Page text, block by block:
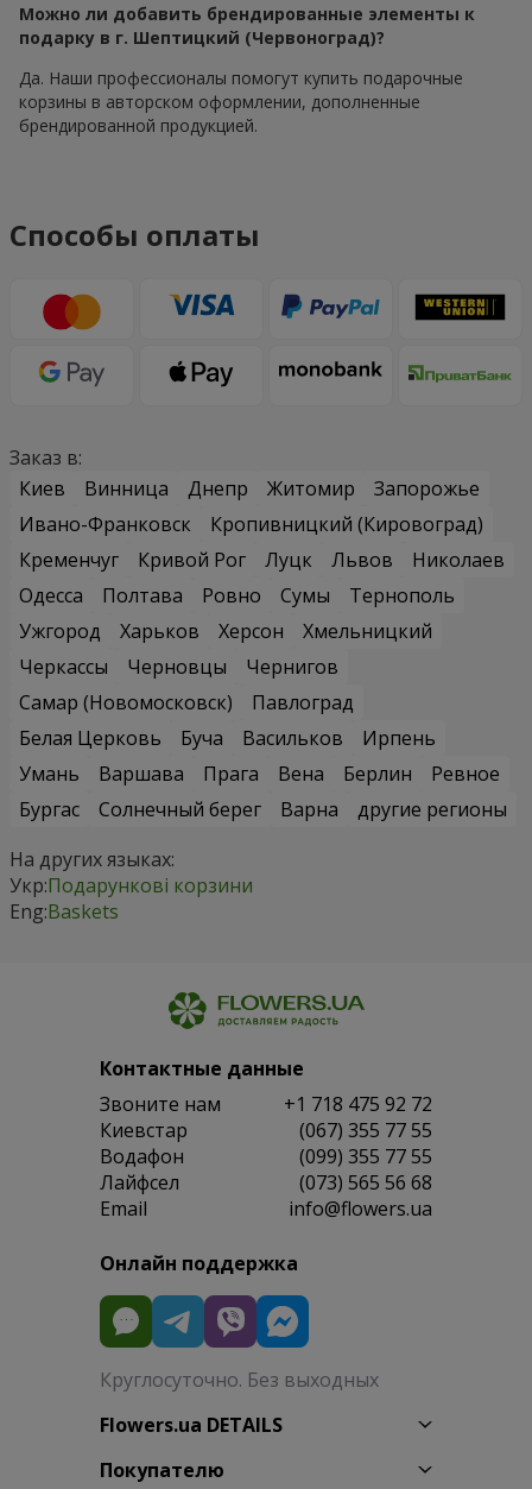
Можно ли добавить брендированные элементы к
подарку в г. Шептицкий (Червоноград)?
Да. Наши профессионалы помогут купить подарочные
корзины в авторском оформлении, дополненные
брендированной продукцией.
Способы оплаты
Заказ в:
Киев
Винница Днепр Житомир
Запорожье
Ивано-Франковск
Кропивницкий (Кировоград)
Кременчуг
Кривой Рог Луцк Львов
Николаев
Одесса
Полтава Ровно Сумы
Тернополь
Ужгород
Харьков Херсон
Хмельницкий
Черкассы
Черновцы
Чернигов
Самар (Новомосковск)
Павлоград
Белая Церковь
Буча Васильков
Ирпень
Умань
Варшава Прага Вена Берлин
Ревное
Бургас
Солнечный берег Варна
другие регионы
На других языках:
Укр:Подарункові корзини
Eng:Baskets
Контактные данные
Звоните нам
+1 718 475 92 72
Киевстар
(067) 355 77 55
Водафон
(099) 355 77 55
Лайфсел
(073) 565 56 68
Email
info@flowers.ua
Онлайн поддержка
Круглосуточно. Без выходных
Flowers.ua DETAILS
Покупателю